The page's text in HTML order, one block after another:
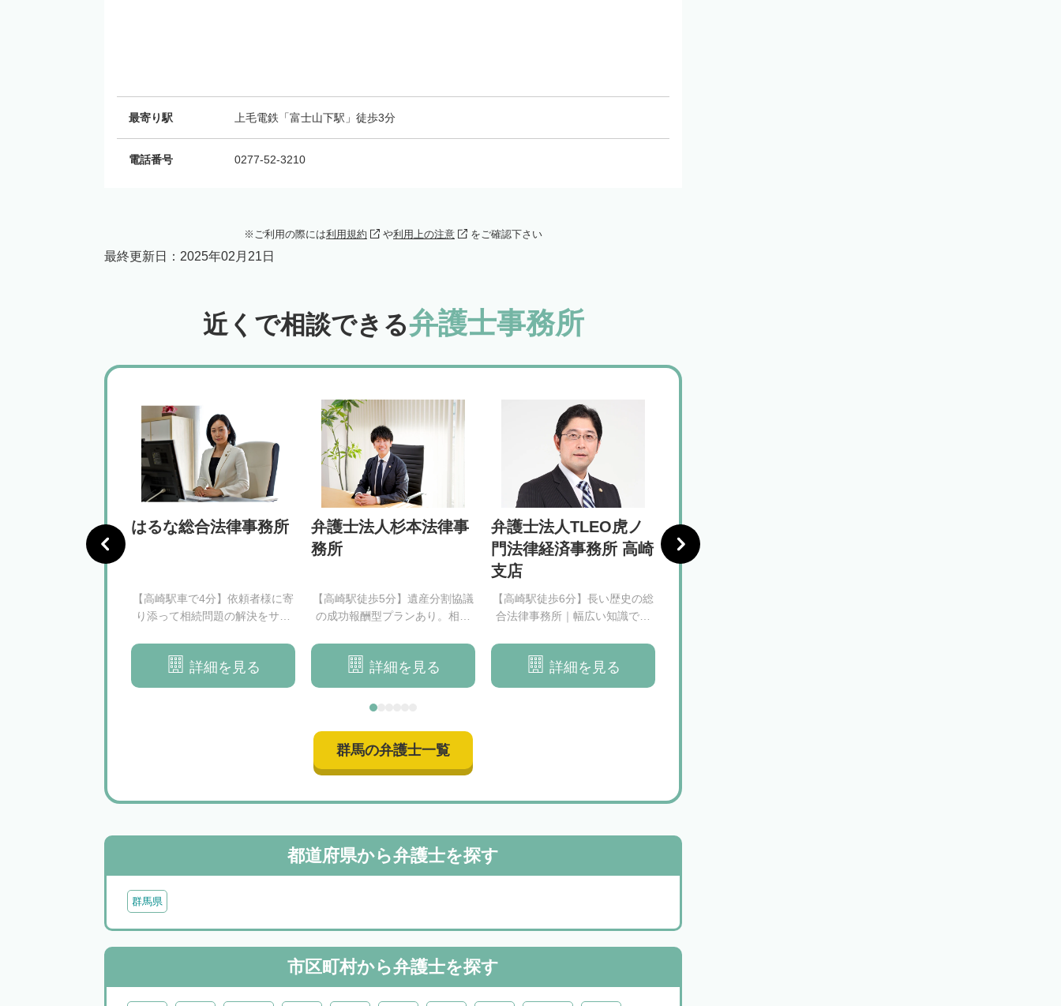
最寄り駅 上毛電鉄「富士山下駅」徒歩3分
電話番号 0277-52-3210
ご利用の際には利用規約 や利用上の注意 をご確認下さい
最終更新日： 2025年02月21日
近くで相談できる弁護士事務所
法律事務所 はるな総合法律事務所
【高崎駅車で4分】依頼者様に寄
り添って相続問題の解決をサポ
詳細を見る
弁護士法人杉本法律事
務所
【高崎駅徒歩5分】遺産分割協議
の成功報酬型プランあり。相続
詳細を見る
弁護士法人TLEO虎ノ
門法律経済事務所 高崎
支店
【高崎駅徒歩6分】長い歴史の総
合法律事務所｜幅広い知識で相
詳細を見る
山田穂積法律事務所
群馬の弁護士一覧
都道府県から弁護士を探す
群馬県
市区町村から弁護士を探す